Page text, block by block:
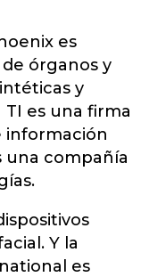
es
órganos y
y
TI es una firma
información
una compañía
Y la
es